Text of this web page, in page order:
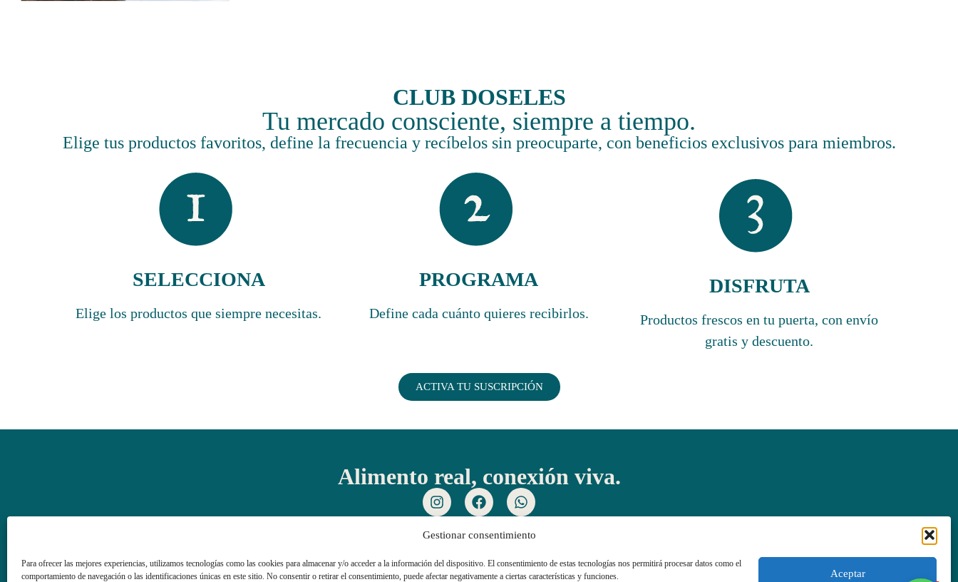
Gestionar consentimiento
Para ofrecer las mejores experiencias, utilizamos tecnologías como las cookies para almacenar y/o acceder a la información del dispositivo. El consentimiento de estas tecnologías nos permitirá procesar datos como el
comportamiento de navegación o las identificaciones únicas en este sitio. No consentir o retirar el consentimiento, puede afectar negativamente a ciertas características y funciones.
Aceptar
CLUB DOSELES
Tu mercado consciente, siempre a tiempo.
Elige tus productos favoritos, define la frecuencia y recíbelos sin preocuparte, con beneficios exclusivos para miembros.
SELECCIONA
Elige los productos que siempre necesitas.
PROGRAMA
Define cada cuánto quieres recibirlos.
DISFRUTA
Productos frescos en tu puerta, con envío
gratis y descuento.
ACTIVA TU SUSCRIPCIÓN
Alimento real, conexión viva.